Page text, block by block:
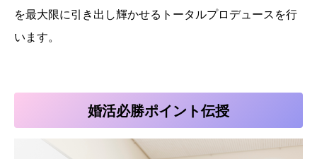
を最大限に引き出し輝かせるトータルプロデュースを行
います。
婚活必勝ポイント伝授